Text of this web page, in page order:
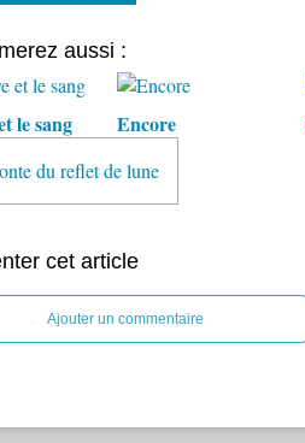
aussi :
le sang Encore
du reflet de lune
cet article
Ajouter un commentaire